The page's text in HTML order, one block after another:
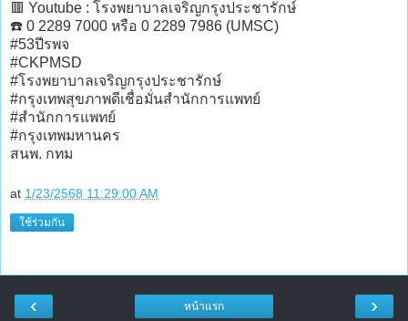
🟥 Youtube : โรงพยาบาลเจริญกรุงประชารักษ์
☎️ 0 2289 7000 หรือ 0 2289 7986 (UMSC)
#53ปีรพจ
#CKPMSD
#โรงพยาบาลเจริญกรุงประชารักษ์
#กรุงเทพสุขภาพดีเชื่อมั่นสำนักการแพทย์
#สำนักการแพทย์
#กรุงเทพมหานคร
สนพ. กทม
at 1/23/2568 11:29:00 AM
ใช้ร่วมกัน
‹ ›
หน้าแรก